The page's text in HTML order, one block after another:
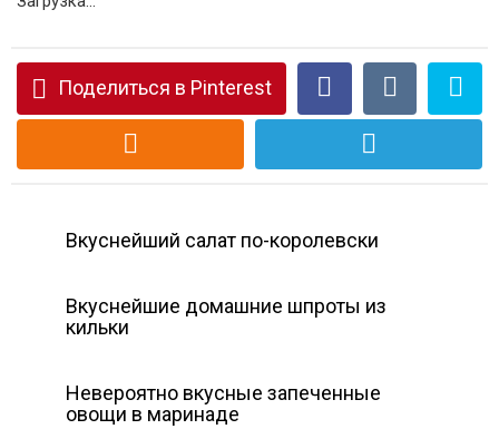
Поделиться в Pinterest
Вкуснейший салат по-королевски
Вкуснейшие домашние шпроты из
кильки
Невероятно вкусные запеченные
овощи в маринаде